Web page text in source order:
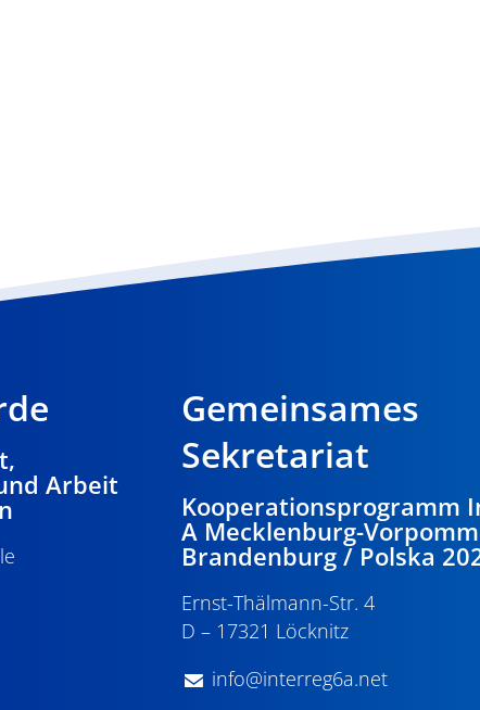
Arbeit
Gemeinsames
Sekretariat
Kooperationsprogramm
A Mecklenburg-
Brandenburg / Polska
Ernst-Thälmann-Str. 4
D – 17321 Löcknitz
info@interreg6a.net